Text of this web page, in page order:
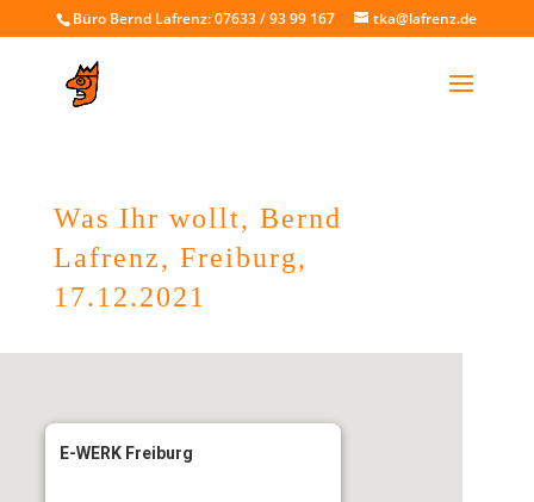
Büro Bernd Lafrenz: 07633 / 93 99 167 tka@lafrenz.de
Was Ihr wollt, Bernd
Lafrenz, Freiburg,
17.12.2021
E-WERK Freiburg